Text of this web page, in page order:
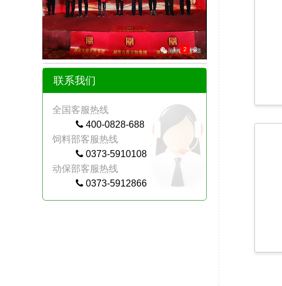
1 2 3
联系我们
全国客服热线
400-0828-688
饲料部客服热线
0373-5910108
动保部客服热线
0373-5912866